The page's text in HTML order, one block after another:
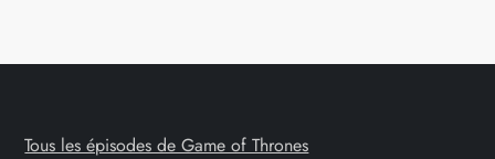
Tous les épisodes de Game of Thrones